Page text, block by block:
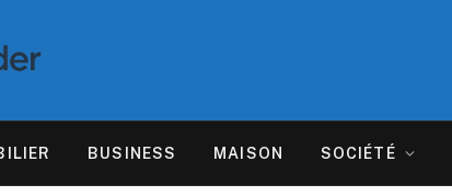
BUSINESS MAISON SOCIÉTÉ